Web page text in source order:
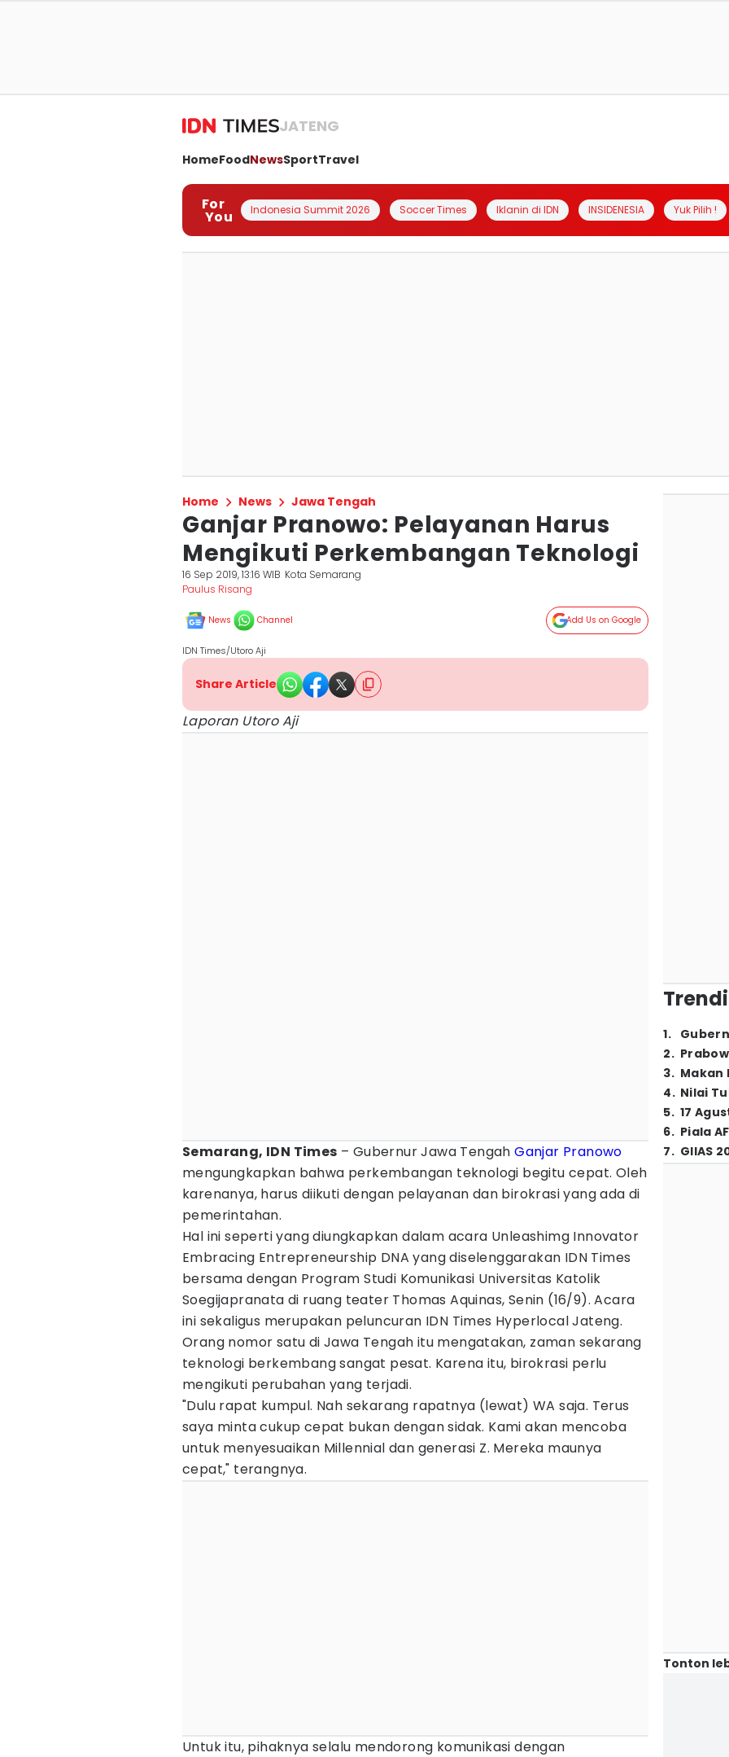
JATENG
HomeFoodNewsSportTravel
For
You Indonesia Summit 2026 Soccer Times Iklanin di IDN INSIDENESIA Yuk Pilih !
Home News Jawa Tengah
Ganjar Pranowo: Pelayanan Harus
Mengikuti Perkembangan Teknologi
16 Sep 2019, 13:16 WIB Kota Semarang
Paulus Risang
News Channel Add Us on Google
IDN Times/Utoro Aji
Share Article
Laporan Utoro Aji
Semarang, IDN Times – Gubernur Jawa TengahGanjar Pranowo
mengungkapkan bahwa perkembangan teknologi begitu cepat. Oleh
karenanya, harus diikuti dengan pelayanan dan birokrasi yang ada di
pemerintahan.
Hal ini seperti yang diungkapkan dalam acara Unleashimg Innovator
Embracing Entrepreneurship DNA yang diselenggarakan IDN Times
bersama dengan Program Studi Komunikasi Universitas Katolik
Soegijapranata di ruang teater Thomas Aquinas, Senin (16/9). Acara
ini sekaligus merupakan peluncuran IDN Times Hyperlocal Jateng.
Orang nomor satu di Jawa Tengah itu mengatakan, zaman sekarang
teknologi berkembang sangat pesat. Karena itu, birokrasi perlu
mengikuti perubahan yang terjadi.
"Dulu rapat kumpul. Nah sekarang rapatnya (lewat) WA saja. Terus
saya minta cukup cepat bukan dengan sidak. Kami akan mencoba
untuk menyesuaikan Millennial dan generasi Z. Mereka maunya
cepat," terangnya.
Untuk itu, pihaknya selalu mendorong komunikasi dengan
1.
2.
3. Makan
4. Nilai
5. 17
6. Piala
7. GIIAS
Tonton